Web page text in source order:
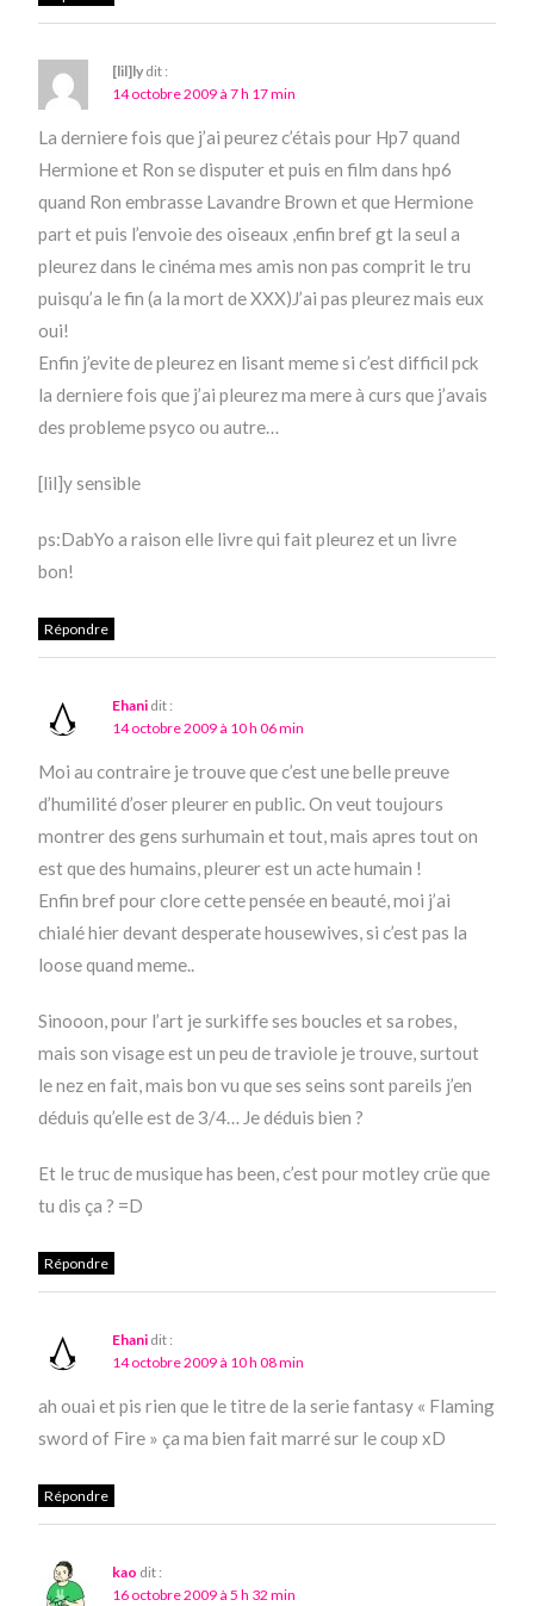
[lil]ly dit :
14 octobre 2009 à 7 h 17 min
La derniere fois que j’ai peurez c’étais pour Hp7 quand
Hermione et Ron se disputer et puis en film dans hp6
quand Ron embrasse Lavandre Brown et que Hermione
part et puis l’envoie des oiseaux ,enfin bref gt la seul a
pleurez dans le cinéma mes amis non pas comprit le tru
puisqu’a le fin (a la mort de XXX)J’ai pas pleurez mais eux
oui!
Enfin j’evite de pleurez en lisant meme si c’est difficil pck
la derniere fois que j’ai pleurez ma mere à curs que j’avais
des probleme psyco ou autre…
[lil]y sensible
ps:DabYo a raison elle livre qui fait pleurez et un livre
bon!
Répondre
Ehani dit :
14 octobre 2009 à 10 h 06 min
Moi au contraire je trouve que c’est une belle preuve
d’humilité d’oser pleurer en public. On veut toujours
montrer des gens surhumain et tout, mais apres tout on
est que des humains, pleurer est un acte humain !
Enfin bref pour clore cette pensée en beauté, moi j’ai
chialé hier devant desperate housewives, si c’est pas la
loose quand meme..
Sinooon, pour l’art je surkiffe ses boucles et sa robes,
mais son visage est un peu de traviole je trouve, surtout
le nez en fait, mais bon vu que ses seins sont pareils j’en
déduis qu’elle est de 3/4… Je déduis bien ?
Et le truc de musique has been, c’est pour motley crüe que
tu dis ça ? =D
Répondre
Ehani dit :
14 octobre 2009 à 10 h 08 min
ah ouai et pis rien que le titre de la serie fantasy « Flaming
sword of Fire » ça ma bien fait marré sur le coup xD
Répondre
kao dit :
16 octobre 2009 à 5 h 32 min